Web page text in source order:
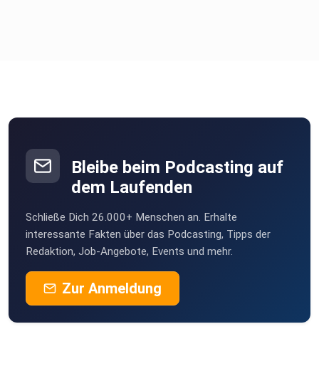
Bleibe beim Podcasting auf
dem Laufenden
Schließe Dich 26.000+ Menschen an. Erhalte
interessante Fakten über das Podcasting, Tipps der
Redaktion, Job-Angebote, Events und mehr.
Zur Anmeldung